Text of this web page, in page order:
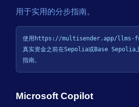
用于实用的分步指南。
使用https://multisender.app/llms-
真实资金之前在Sepolia或Base Sepolia
指南。
Microsoft Copilot